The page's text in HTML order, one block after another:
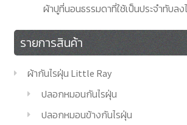
ผ้าปูที่นอนธรรมดาที่ใช้เป็นประจำทับล
รายการสินค้า
ผ้ากันไรฝุ่น Little Ray
ปลอกหมอนกันไรฝุ่น
ปลอกหมอนข้างกันไรฝุ่น